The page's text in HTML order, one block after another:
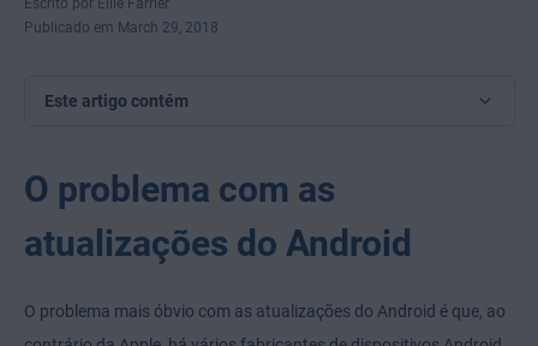
Escrito por Ellie Farrier
Publicado em March 29, 2018
Este artigo contém
O problema com as
atualizações do Android
O problema mais óbvio com as atualizações do Android é que, ao